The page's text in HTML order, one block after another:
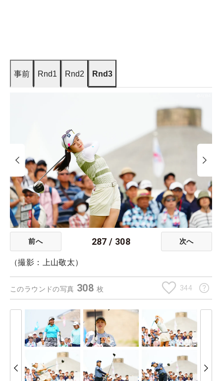
事前 Rnd1 Rnd2 Rnd3
前へ 287 / 308 次へ
（撮影：上山敬太）
このラウンドの写真 308 枚 344